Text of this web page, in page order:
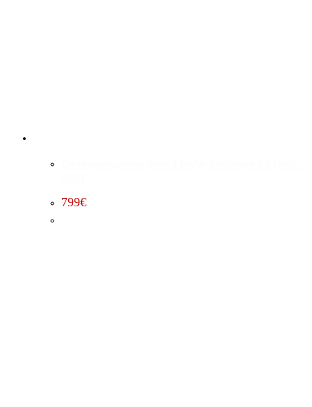
799€